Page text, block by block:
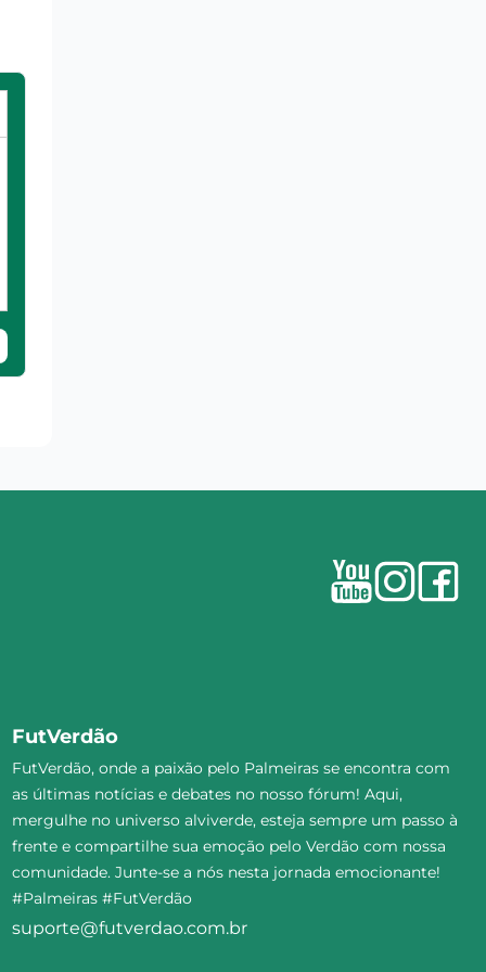
FutVerdão
FutVerdão, onde a paixão pelo Palmeiras se encontra com
as últimas notícias e debates no nosso fórum! Aqui,
mergulhe no universo alviverde, esteja sempre um passo à
frente e compartilhe sua emoção pelo Verdão com nossa
comunidade. Junte-se a nós nesta jornada emocionante!
#Palmeiras #FutVerdão
suporte@futverdao.com.br